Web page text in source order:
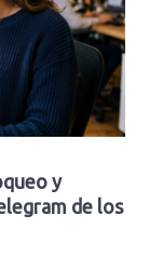
y
de los